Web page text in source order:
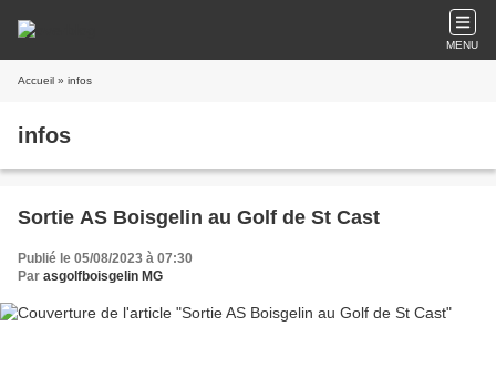
MENU
Accueil » infos
infos
Sortie AS Boisgelin au Golf de St Cast
Publié le 05/08/2023 à 07:30
Par asgolfboisgelin MG